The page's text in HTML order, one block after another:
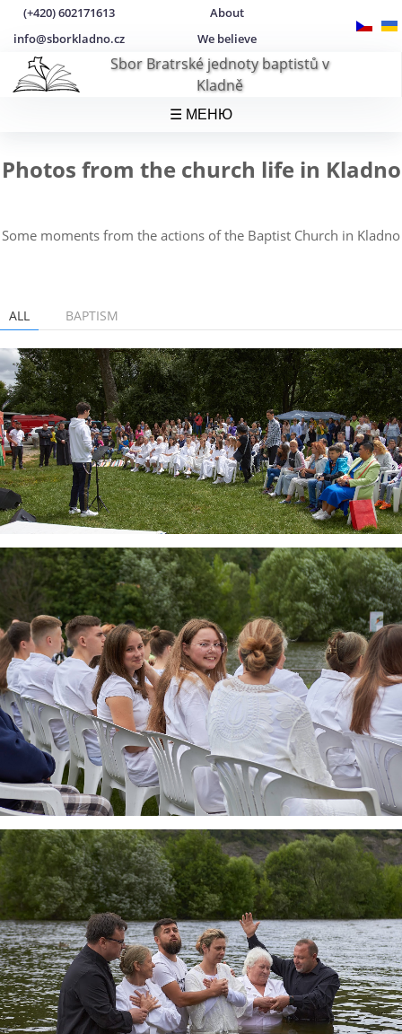
(+420) 602171613
info@sborkladno.cz
About
We believe
Sbor Bratrské jednoty baptistů v
Kladně
☰ МЕНЮ
Photos from the church life in Kladno
Some moments from the actions of the Baptist Church in Kladno
ALL BAPTISM